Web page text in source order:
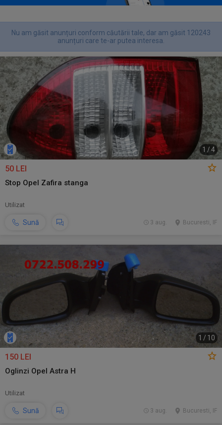
Nu am găsit anunțuri conform căutării tale, dar am găsit 120243
anunțuri care te-ar putea interesa.
1 /4
50 LEI
Stop Opel Zafira stanga
Utilizat
Sună Bucuresti, IF
3 aug.
1 / 10
150 LEI
Oglinzi Opel Astra H
Utilizat
Sună Bucuresti, IF
3 aug.